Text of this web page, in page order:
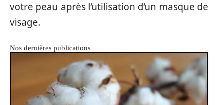
votre peau après l’utilisation d’un masque de
visage.
Nos dernières publications